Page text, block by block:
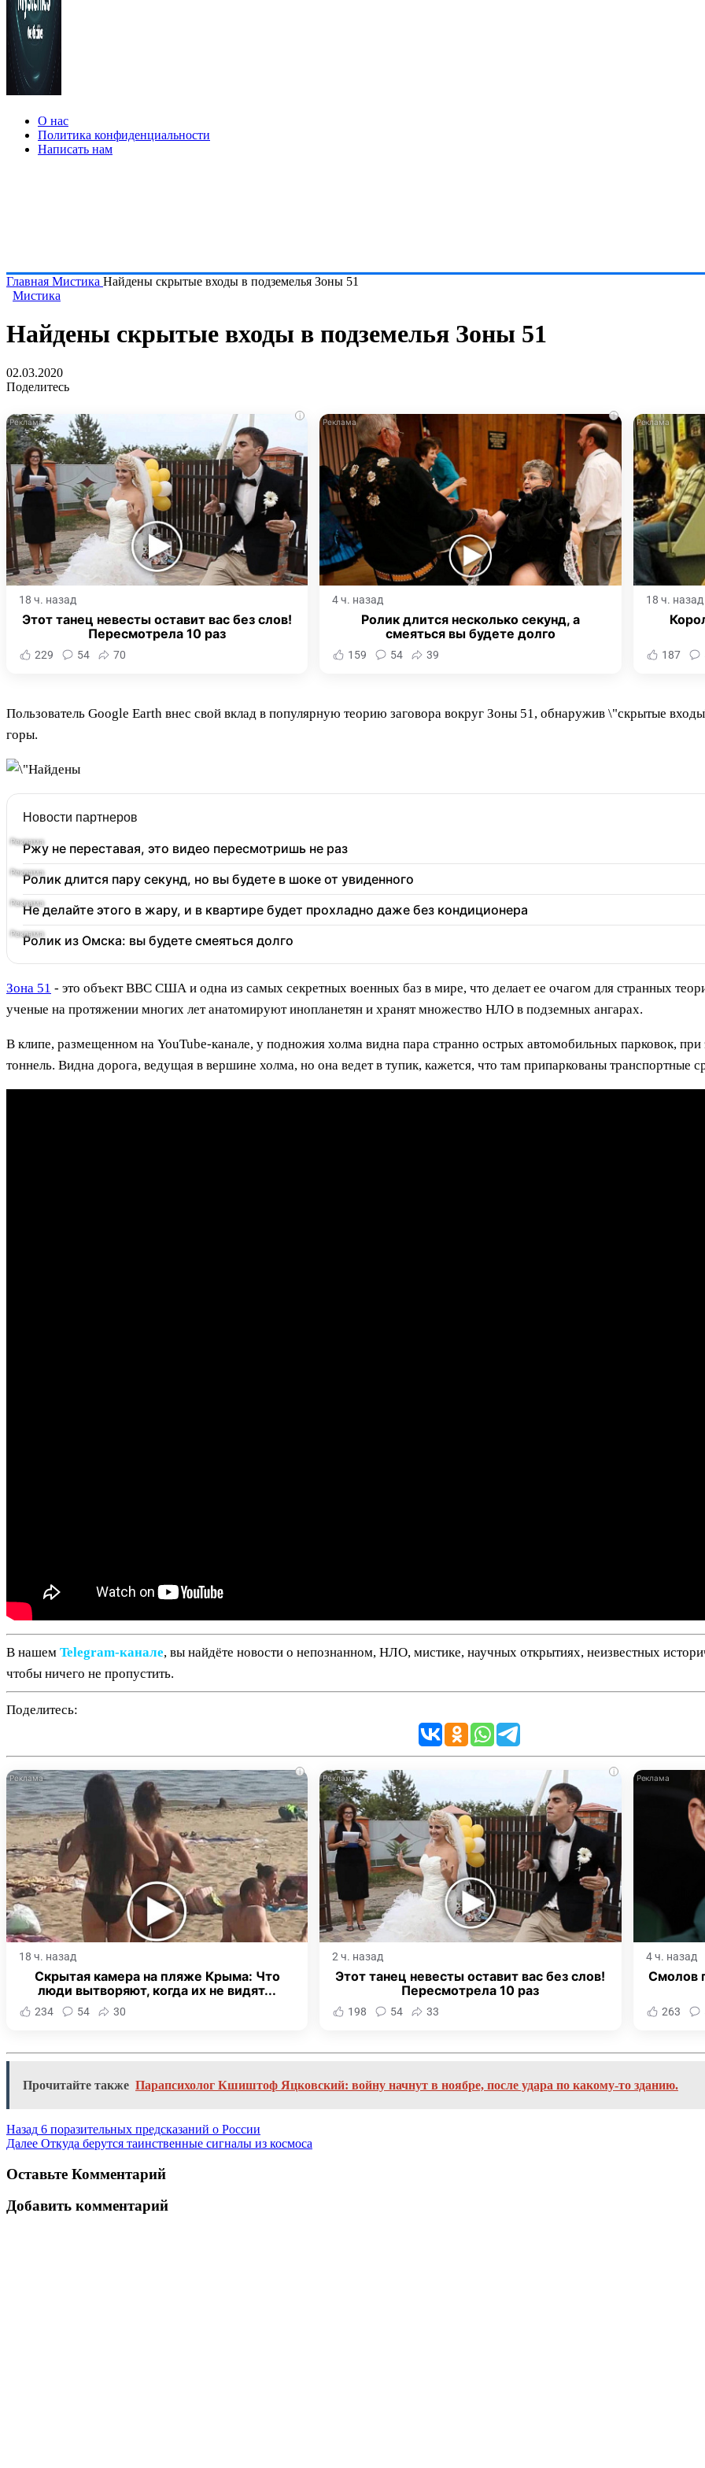
О нас
Политика конфиденциальности
Написать нам
Главная Мистика Найдены скрытые входы в подземелья Зоны 51
Мистика
Найдены скрытые входы в подземелья Зоны 51
02.03.2020
Поделитесь
i
18 ч. назад
Этот танец невесты оставит вас без слов!
Пересмотрела 10 раз
229 54 70
i
4 ч. назад
Ролик длится несколько секунд, а
смеяться вы будете долго
159 54 39
18 ч. назад
187
Пользователь Google Earth внес свой вклад в популярную теорию заговора вокруг Зоны 51, обнаружив \"скрытые
горы.
Новости партнеров
Ржу не переставая, это видео пересмотришь не раз
Ролик длится пару секунд, но вы будете в шоке от увиденного
Не делайте этого в жару, и в квартире будет прохладно даже без кондиционера
Ролик из Омска: вы будете смеяться долго
Зона 51 - это объект ВВС США и одна из самых секретных военных баз в мире, что делает ее очагом для странных
ученые на протяжении многих лет анатомируют инопланетян и хранят множество НЛО в подземных ангарах.
В клипе, размещенном на YouTube-канале, у подножия холма видна пара странно острых автомобильных парковок,
тоннель. Видна дорога, ведущая в вершине холма, но она ведет в тупик, кажется, что там припаркованы транспортные
В нашем Telegram‑канале, вы найдёте новости о непознанном, НЛО, мистике, научных открытиях, неизвестных
чтобы ничего не пропустить.
Поделитесь:
i
18 ч. назад
Скрытая камера на пляже Крыма: Что
люди вытворяют, когда их не видят...
234 54 30
i
2 ч. назад
Этот танец невесты оставит вас без слов!
Пересмотрела 10 раз
198 54 33
4 ч. назад
Смолов
263
Прочитайте также Парапсихолог Кшиштоф Яцковский: войну начнут в ноябре, после удара по какому-то зданию.
Назад 6 поразительных предсказаний о России
Далее Откуда берутся таинственные сигналы из космоса
Оставьте Комментарий
Добавить комментарий